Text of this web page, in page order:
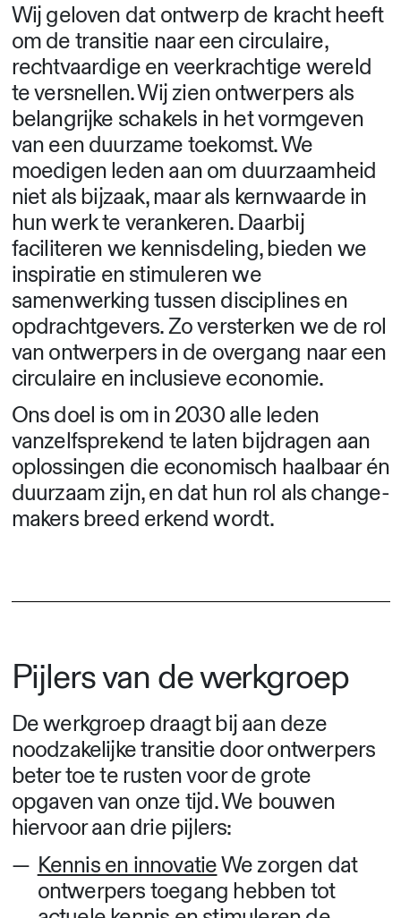
Wij geloven dat ontwerp de kracht heeft
om de transitie naar een circulaire,
rechtvaardige en veerkrachtige wereld
te versnellen. Wij zien ontwerpers als
belangrijke schakels in het vormgeven
van een duurzame toekomst. We
moedigen leden aan om duurzaamheid
niet als bijzaak, maar als kernwaarde in
hun werk te verankeren. Daarbij
faciliteren we kennisdeling, bieden we
inspiratie en stimuleren we
samenwerking tussen disciplines en
opdrachtgevers. Zo versterken we de rol
van ontwerpers in de overgang naar een
circulaire en inclusieve economie.
Ons doel is om in 2030 alle leden
vanzelfsprekend te laten bijdragen aan
oplossingen die economisch haalbaar én
duurzaam zijn, en dat hun rol als change-
makers breed erkend wordt.
Pijlers van de werkgroep
De werkgroep draagt bij aan deze
noodzakelijke transitie door ontwerpers
beter toe te rusten voor de grote
opgaven van onze tijd. We bouwen
hiervoor aan drie pijlers:
Kennis en innovatieWe zorgen dat
ontwerpers toegang hebben tot